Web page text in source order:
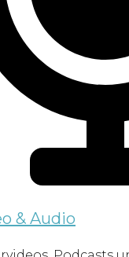
& Audio